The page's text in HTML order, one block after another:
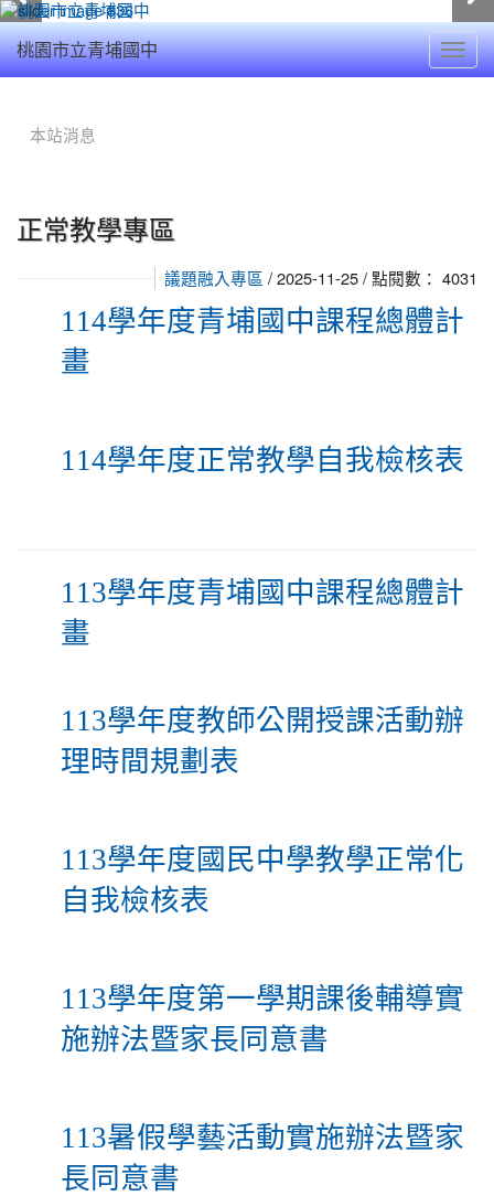
桃園市立青埔國中
本站消息
正常教學專區
議題融入專區 / 2025-11-25 / 點閱數： 4031
114學年度青埔國中課程總體計
畫
114學年度正常教學自我檢核表
113學年度青埔國中課程總體計
畫
113學年度教師公開授課活動辦
理時間規劃表
113學年度國民中學教學正常化
自我檢核表
113學年度第一學期課後輔導實
施辦法暨家長同意書
113暑假學藝活動實施辦法暨家
長同意書